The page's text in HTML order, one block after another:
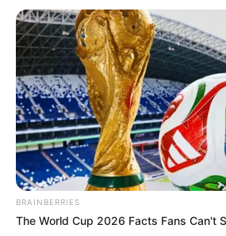
BRAINBERRIES
The World Cup 2026 Facts Fans Can't